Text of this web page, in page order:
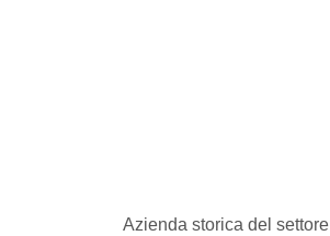
Azienda storica del settore